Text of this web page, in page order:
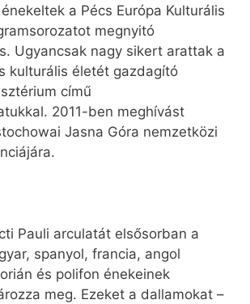
a Pécs Európa Kulturális
megnyitó
Ugyancsak nagy sikert arattak a
kulturális életét gazdagító
című
2011-ben meghívást
Jasna Góra nemzetközi
Pauli arculatát elsősorban a
spanyol, francia, angol
és polifon énekeinek
meg. Ezeket a dallamokat –